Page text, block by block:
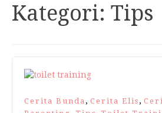
Kategori: Tips
Cerita Bunda , Cerita Elis ,